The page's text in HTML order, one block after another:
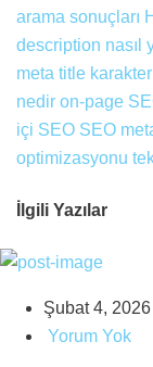
arama sonuçları
description nasıl
meta title karakter
nedir on-page
içi SEO SEO
optimizasyonu
İlgili Yazılar
Şubat 4, 2026
Yorum Yok